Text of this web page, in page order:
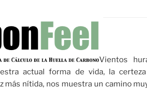
Vientos
actual forma de vida, la
más nítida, nos muestra un camino